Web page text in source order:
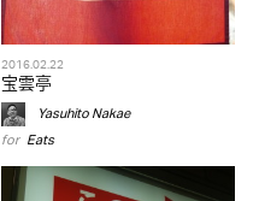
2016.02.22
宝雲亭
Yasuhito Nakae
for Eats